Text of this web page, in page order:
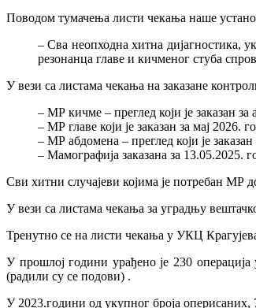
Поводом тумачења листи чекања наше
– Сва неопходна хитна дијагностика,
резонанца главе и кичменог стуба
У вези са листама чекања на заказане
– МР кичме – преглед који је заказан
– МР главе који је заказан за мај 2026.
– МР абдомена – преглед који је
– Мамографија заказана за 13.05.2025.
Сви хитни случајеви којима је потребан МР
У вези са листама чекања за уградњу
Тренутно се на листи чекања у УКЦ
У прошлој години урађено је 230
(радили су се подови) .
У 2023.години од укупног броја